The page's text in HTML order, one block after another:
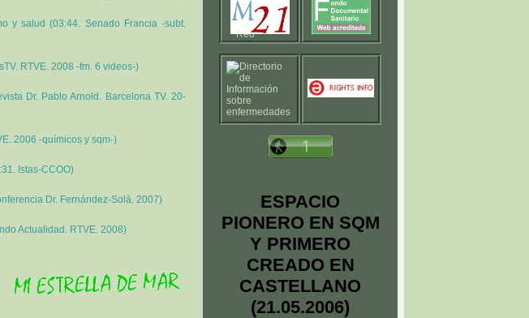
y salud (03:44. Senado Francia -subt.
RTVE. 2008 -fm. 6 videos-)
Dr. Pablo Arnold. Barcelona TV. 20-
2006 -químicos y sqm-)
Istas-CCOO)
Dr. Fernández-Solà. 2007)
Actualidad. RTVE. 2008)
ESPACIO
PIONERO EN SQM
Y PRIMERO
CREADO EN
CASTELLANO
(21.05.2006)